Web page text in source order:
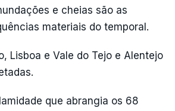
e cheias são as
materiais do temporal.
Lisboa e Vale do Tejo e Alentejo
que abrangia os 68